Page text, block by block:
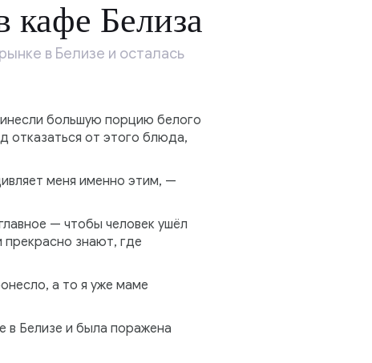
кафе Белиза
в Белизе и осталась
большую порцию белого
отказаться от этого блюда,
меня именно этим, —
— чтобы человек ушёл
знают, где
а то я уже маме
в Белизе и была поражена